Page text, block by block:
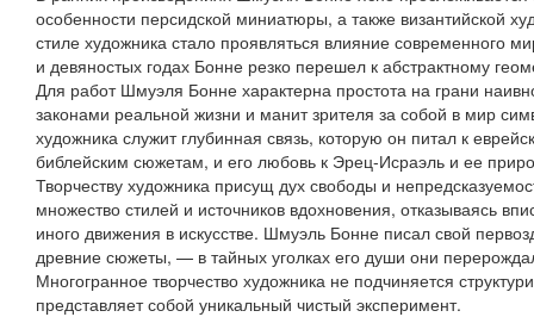
особенности персидской миниатюры, а также византийской
стиле художника стало проявляться влияние современного
и девяностых годах Бонне резко перешел к абстрактному
Для работ Шмуэля Бонне характерна простота на грани
законами реальной жизни и манит зрителя за собой в мир
художника служит глубинная связь, которую он питал к
библейским сюжетам, и его любовь к Эрец-Исраэль и ее
Творчеству художника присущ дух свободы и
множество стилей и источников вдохновения, отказываясь
иного движения в искусстве. Шмуэль Бонне писал свой
древние сюжеты, — в тайных уголках его души они
Многогранное творчество художника не подчиняется
представляет собой уникальный чистый эксперимент.